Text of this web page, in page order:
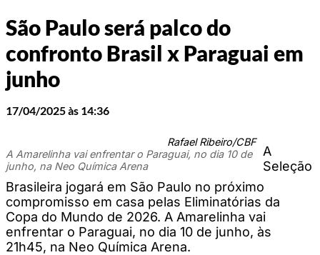
São Paulo será palco do
confronto Brasil x Paraguai em
junho
17/04/2025 às 14:36
Rafael Ribeiro/CBF
A Amarelinha vai enfrentar o Paraguai, no dia 10 de
junho, na Neo Química Arena
A
Seleção
Brasileira jogará em São Paulo no próximo
compromisso em casa pelas Eliminatórias da
Copa do Mundo de 2026. A Amarelinha vai
enfrentar o Paraguai, no dia 10 de junho, às
21h45, na Neo Química Arena.